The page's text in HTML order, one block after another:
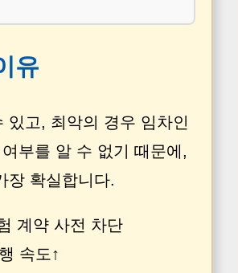
유
있고, 최악의 경우 임차인
부를 알 수 없기 때문에,
장 확실합니다.
계약 사전 차단
속도↑